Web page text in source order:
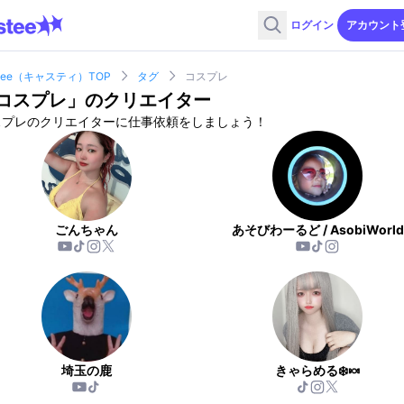
ログイン アカウント
（キャスティ）TOP タグ コスプレ
スプレ 」のクリエイター
プレのクリエイターに仕事依頼をしましょう！
ごんちゃん あそびわーるど / AsobiWorld
埼玉の鹿 きゃらめる❄️🍬